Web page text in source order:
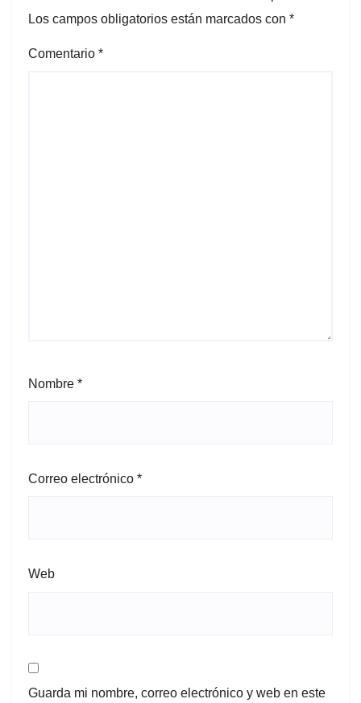
Los campos obligatorios están marcados con *
Comentario *
Nombre *
Correo electrónico *
Web
Guarda mi nombre, correo electrónico y web en este